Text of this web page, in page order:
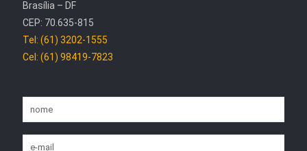
Brasília – DF
CEP: 70.635-815
Tel: (61) 3202-1555
Cel: (61) 98419-7823